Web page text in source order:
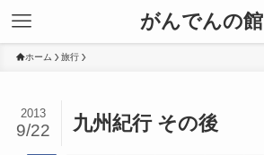
がんでんの館
ホーム 旅行
九州紀行 その後
2013
9/22